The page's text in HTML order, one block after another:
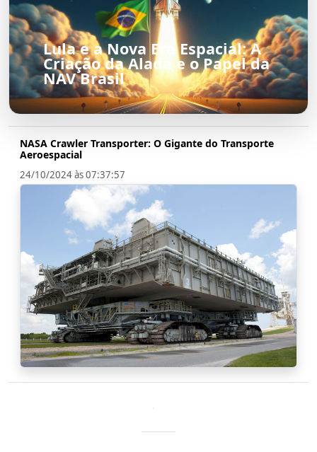
Lula e a Nova Era Espacial: A
Criação da Alada e o Papel da
NAV Brasil
NASA Crawler Transporter: O Gigante do Transporte
Aeroespacial
24/10/2024 às 07:37:57